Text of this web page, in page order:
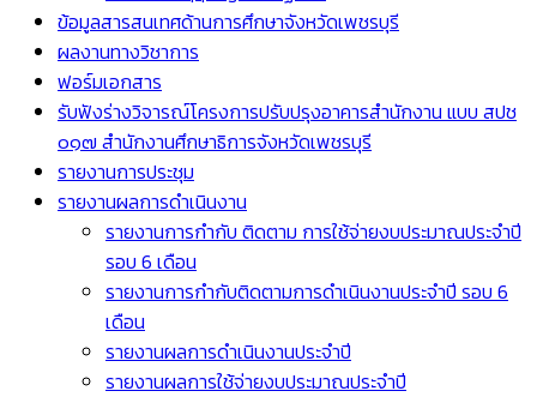
ข้อมูลสารสนเทศด้านการศึกษาจังหวัดเพชรบุรี
ผลงานทางวิชาการ
ฟอร์มเอกสาร
รับฟังร่างวิจารณ์โครงการปรับปรุงอาคารสำนักงาน แบบ สปช
๐๑๗ สำนักงานศึกษาธิการจังหวัดเพชรบุรี
รายงานการประชุม
รายงานผลการดำเนินงาน
รายงานการกำกับ ติดตาม การใช้จ่ายงบประมาณประจำปี
รอบ 6 เดือน
รายงานการกำกับติดตามการดำเนินงานประจำปี รอบ 6
เดือน
รายงานผลการดำเนินงานประจำปี
รายงานผลการใช้จ่ายงบประมาณประจำปี